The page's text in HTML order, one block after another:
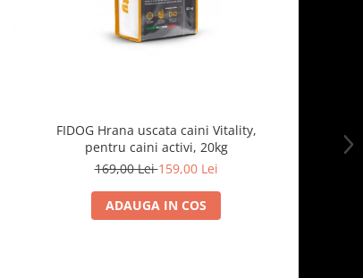
FIDOG Hrana uscata caini Vitality,
pentru caini activi, 20kg
169,00 Lei159,00 Lei
ADAUGA IN COS